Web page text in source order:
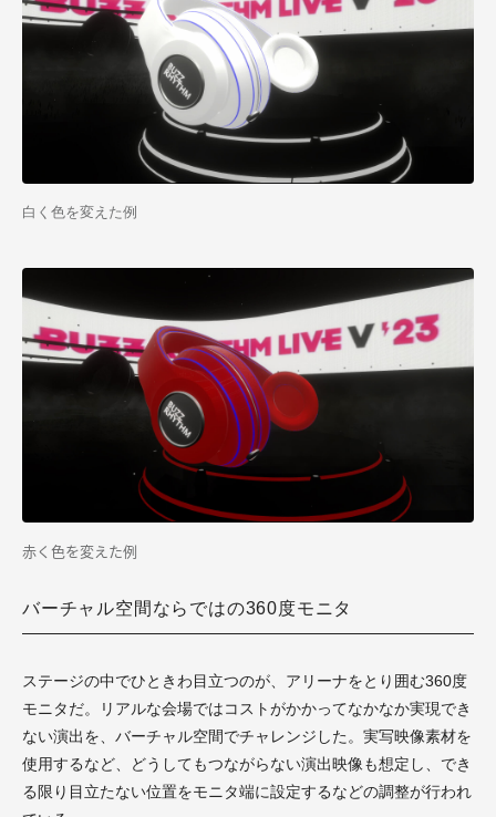
白く色を変えた例
赤く色を変えた例
バーチャル空間ならではの360度モニタ
ステージの中でひときわ目立つのが、アリーナをとり囲む360度
モニタだ。リアルな会場ではコストがかかってなかなか実現でき
ない演出を、バーチャル空間でチャレンジした。実写映像素材を
使用するなど、どうしてもつながらない演出映像も想定し、でき
る限り目立たない位置をモニタ端に設定するなどの調整が行われ